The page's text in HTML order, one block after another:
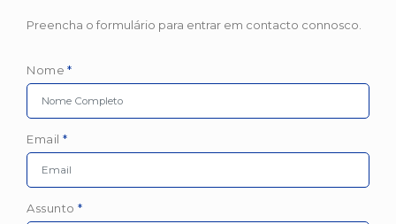
Preencha o formulário para entrar em contacto connosco.
Nome *
Email *
Assunto *